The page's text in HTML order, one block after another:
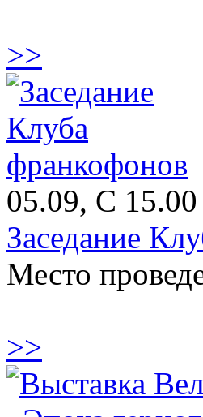
>>
05.09, С
Заседание
Место
>>